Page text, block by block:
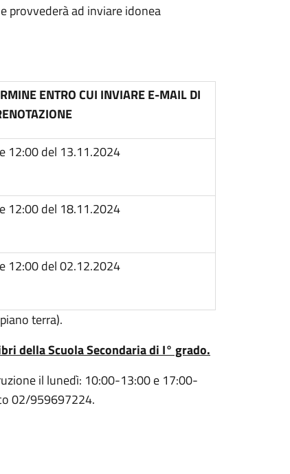
provvederà ad inviare idonea
ENTRO CUI INVIARE E-MAIL DI
12:00 del 13.11.2024
12:00 del 18.11.2024
12:00 del 02.12.2024
terra).
della Scuola Secondaria di I° grado.
il lunedì: 10:00-13:00 e 17:00-
02/959697224.